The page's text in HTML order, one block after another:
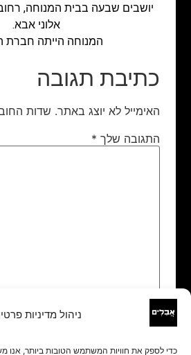
ניהול מדיניות
כדי לספק את חוויות המשתמש הטובות ביותר, אנו
אלוני אבא.
המנוחה הייתה חברת
כתיבת תגובה
האימייל לא יוצג באתר. שדות
התגובה שלך *
שם